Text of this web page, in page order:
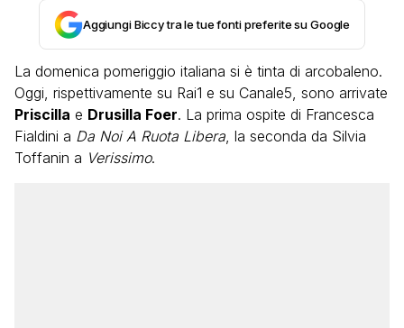
Aggiungi Biccy tra le tue fonti preferite su Google
La domenica pomeriggio italiana si è tinta di arcobaleno.
Oggi, rispettivamente su Rai1 e su Canale5, sono arrivate
Priscilla e Drusilla Foer. La prima ospite di Francesca
Fialdini a Da Noi A Ruota Libera, la seconda da Silvia
Toffanin a Verissimo.